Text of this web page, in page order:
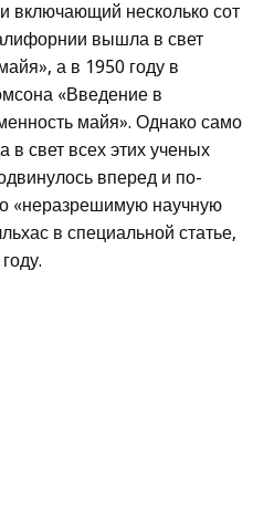
включающий несколько сот
вышла в свет
а в 1950 году в
«Введение в
майя». Однако само
в свет всех этих ученых
вперед и по-
«неразрешимую научную
в специальной статье,